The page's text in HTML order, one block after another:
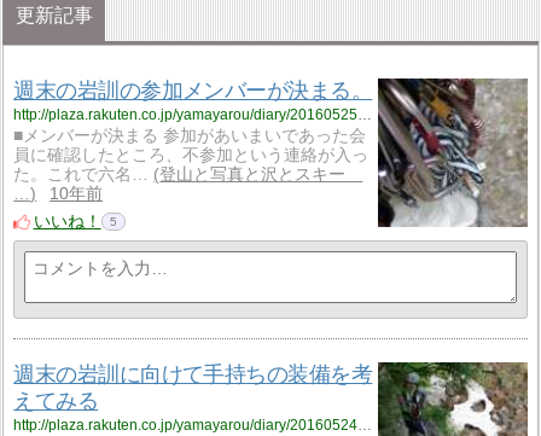
更新記事
週末の岩訓の参加メンバーが決まる。
■メンバーが決まる 参加があいまいであった会
員に確認したところ、不参加という連絡が入っ
た。これで六名…
登山と写真と沢とスキー
…
10年前
いいね！
5
週末の岩訓に向けて手持ちの装備を考
えてみる